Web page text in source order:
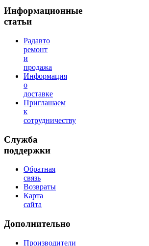
Информационные
статьи
Радавто
ремонт
и
продажа
Информация
о
доставке
Приглашаем
к
сотрудничеству
Служба
поддержки
Обратная
связь
Возвраты
Карта
сайта
Дополнительно
Производители